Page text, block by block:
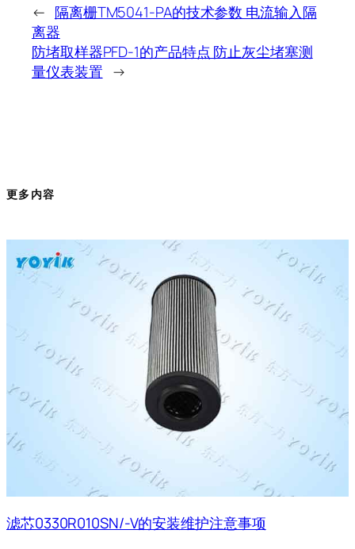
← 隔离栅TM5041-PA的技术参数 电流输入隔
离器
防堵取样器PFD-1的产品特点 防止灰尘堵塞测
量仪表装置 →
更多内容
滤芯0330R010SN/-V的安装维护注意事项